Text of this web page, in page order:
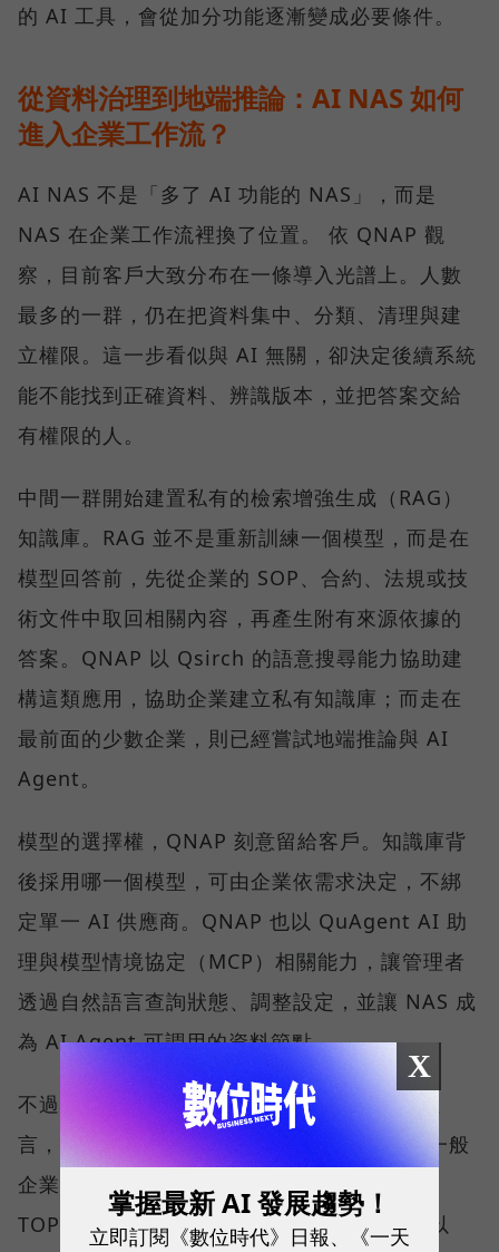
的 AI 工具，會從加分功能逐漸變成必要條件。
從資料治理到地端推論：AI NAS 如何
進入企業工作流？
AI NAS 不是「多了 AI 功能的 NAS」，而是
NAS 在企業工作流裡換了位置。 依 QNAP 觀
察，目前客戶大致分布在一條導入光譜上。人數
最多的一群，仍在把資料集中、分類、清理與建
立權限。這一步看似與 AI 無關，卻決定後續系統
能不能找到正確資料、辨識版本，並把答案交給
有權限的人。
中間一群開始建置私有的檢索增強生成（RAG）
知識庫。RAG 並不是重新訓練一個模型，而是在
模型回答前，先從企業的 SOP、合約、法規或技
術文件中取回相關內容，再產生附有來源依據的
答案。QNAP 以 Qsirch 的語意搜尋能力協助建
構這類應用，協助企業建立私有知識庫；而走在
最前面的少數企業，則已經嘗試地端推論與 AI
Agent。
模型的選擇權，QNAP 刻意留給客戶。知識庫背
後採用哪一個模型，可由企業依需求決定，不綁
定單一 AI 供應商。QNAP 也以 QuAgent AI 助
理與模型情境協定（MCP）相關能力，讓管理者
透過自然語言查詢狀態、調整設定，並讓 NAS 成
為 AI Agent 可調用的資料節點。
不過，劉文義沒有把這條路說得太容易。他坦
言，目前 NAS 硬體的 AI 運算能力仍有限。一般
企業期待的應用，可能需要約 300 到 800
TOPS，甚至 1,000 TOPS，因此多數方案會以
X
掌握最新 AI 發展趨勢！
立即訂閱《數位時代》日報、《一天